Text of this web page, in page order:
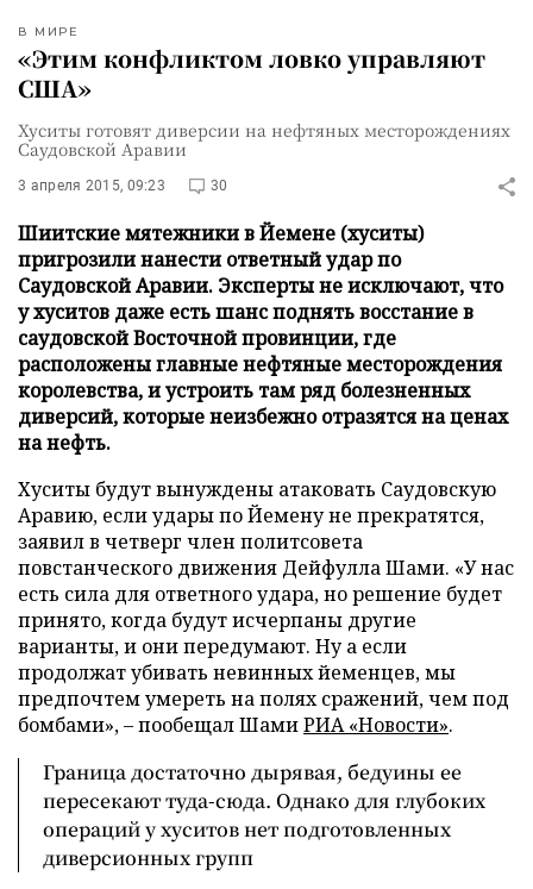
В МИРЕ
«Этим конфликтом ловко управляют
США»
Хуситы готовят диверсии на нефтяных месторождениях
Саудовской Аравии
3 апреля 2015, 09:23 30
Шиитские мятежники в Йемене (хуситы)
пригрозили нанести ответный удар по
Саудовской Аравии. Эксперты не исключают, что
у хуситов даже есть шанс поднять восстание в
саудовской Восточной провинции, где
расположены главные нефтяные месторождения
королевства, и устроить там ряд болезненных
диверсий, которые неизбежно отразятся на ценах
на нефть.
Хуситы будут вынуждены атаковать Саудовскую
Аравию, если удары по Йемену не прекратятся,
заявил в четверг член политсовета
повстанческого движения Дейфулла Шами. «У нас
есть сила для ответного удара, но решение будет
принято, когда будут исчерпаны другие
варианты, и они передумают. Ну а если
продолжат убивать невинных йеменцев, мы
предпочтем умереть на полях сражений, чем под
бомбами», – пообещал ШамиРИА «Новости».
Граница достаточно дырявая, бедуины ее
пересекают туда-сюда. Однако для глубоких
операций у хуситов нет подготовленных
диверсионных групп